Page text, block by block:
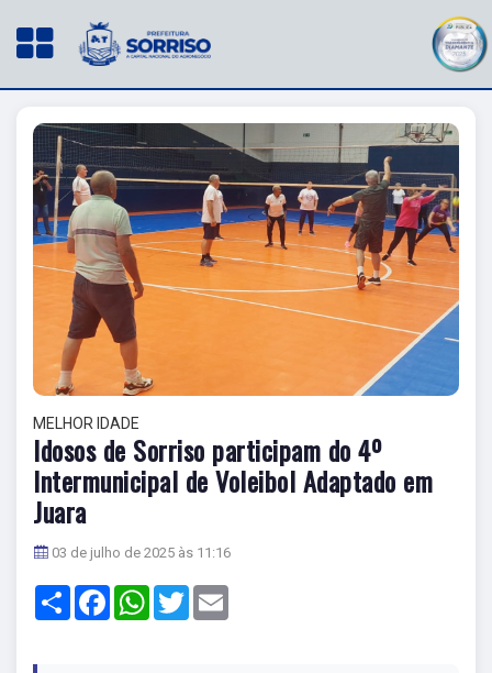
MELHOR IDADE
Idosos de Sorriso participam do 4º
Intermunicipal de Voleibol Adaptado em
Juara
03 de julho de 2025 às 11:16
Share FacebookWhatsApp
Twitter